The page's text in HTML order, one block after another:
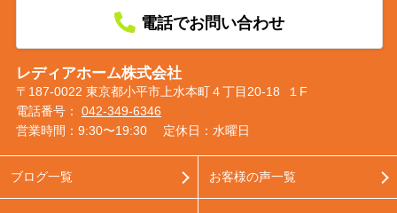
電話でお問い合わせ
レディアホーム株式会社
〒187-0022 東京都小平市上水本町４丁目20-18 １F
電話番号： 042-349-6346
営業時間：9:30〜19:30
定休日：水曜日
ブログ一覧 お客様の声一覧